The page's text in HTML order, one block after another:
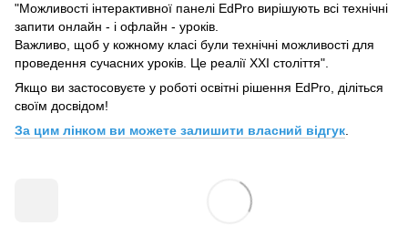
"Можливості інтерактивної панелі EdPro вирішують всі технічні
запити онлайн - і офлайн - уроків.
Важливо, щоб у кожному класі були технічні можливості для
проведення сучасних уроків. Це реалії XXI століття".
Якщо ви застосовуєте у роботі освітні рішення EdPro, діліться
своїм досвідом!
За цим лінком ви можете залишити власний відгук.